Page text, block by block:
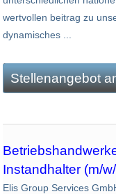
wertvollen beitrag zu
dynamisches ...
Stellenangebot
Instandhalter (m/
Elis Group Services